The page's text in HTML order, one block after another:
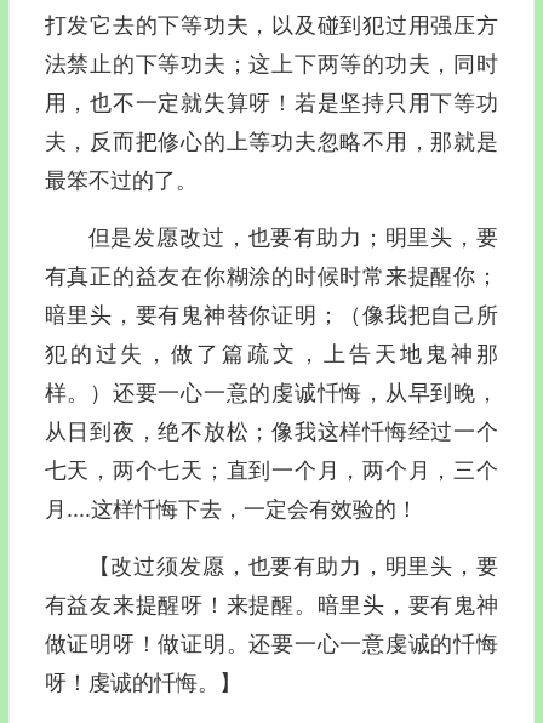
打发它去的下等功夫，以及碰到犯过用强压方
法禁止的下等功夫；这上下两等的功夫，同时
用，也不一定就失算呀！若是坚持只用下等功
夫，反而把修心的上等功夫忽略不用，那就是
最笨不过的了。
但是发愿改过，也要有助力；明里头，要
有真正的益友在你糊涂的时候时常来提醒你；
暗里头，要有鬼神替你证明；（像我把自己所
犯的过失，做了篇疏文，上告天地鬼神那
样。）还要一心一意的虔诚忏悔，从早到晚，
从日到夜，绝不放松；像我这样忏悔经过一个
七天，两个七天；直到一个月，两个月，三个
月....这样忏悔下去，一定会有效验的！
【改过须发愿，也要有助力，明里头，要
有益友来提醒呀！来提醒。暗里头，要有鬼神
做证明呀！做证明。还要一心一意虔诚的忏悔
呀！虔诚的忏悔。】